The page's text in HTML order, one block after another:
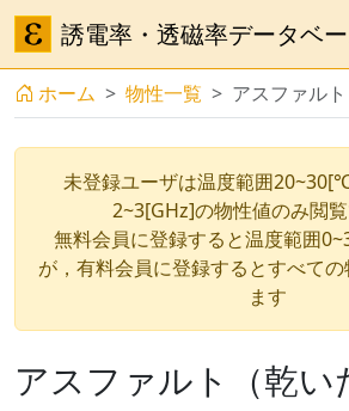
誘電率・透磁率データベ
ホーム 物性一覧 アスファル
未登録ユーザは温度範囲
2~3[GHz]の物性値のみ閲
無料会員に登録すると温度範囲
が，有料会員に登録するとすべて
ます
アスファルト（乾い